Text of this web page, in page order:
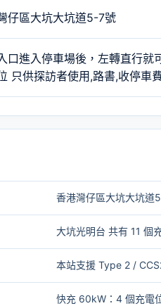
仔區大坑大坑道5-7號
口進入停車場後，左轉直行
只供探訪者使用,路書,收停車
香港灣仔區大坑大坑道
大坑光明台 共有 11 個
本站支援 Type 2 /
快充 60kW：4 個充電